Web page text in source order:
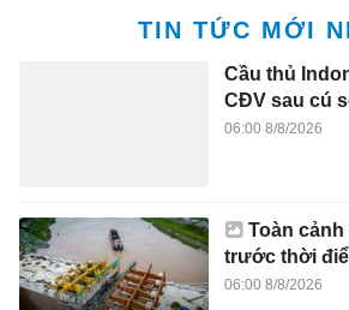
TIN TỨC MỚI
Cầu thủ
CĐV sau cú
06:00 8/8/2026
Toàn
trước thời
06:00 8/8/2026